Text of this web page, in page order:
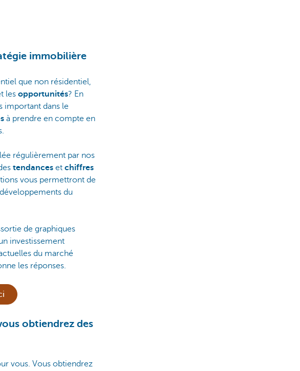
immobilière
que non résidentiel,
les opportunités? En
important dans le
à prendre en compte en
régulièrement par nos
tendances et chiffres
vous permettront de
du
de graphiques
investissement
du marché
les réponses.
obtiendrez des
vous. Vous obtiendrez